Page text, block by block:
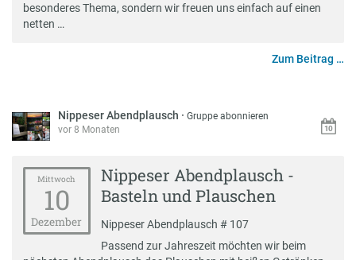
besonderes Thema, sondern wir freuen uns einfach auf einen
netten …
Zum Beitrag …
Nippeser Abendplausch ·Gruppe abonnieren
vor 8 Monaten
Mittwoch
10
Dezember
Nippeser Abendplausch -
Basteln und Plauschen
Nippeser Abendplausch # 107
Passend zur Jahreszeit möchten wir beim